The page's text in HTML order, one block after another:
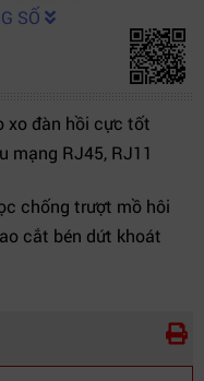
sinh tinh khiết, thiết kế
cơ học
dẫn, gài phiến Krone,
tự động hóa
SỐ
xo đàn hồi cực tốt
mạng RJ45, RJ11
chống trượt mồ hôi
cắt bén dứt khoát